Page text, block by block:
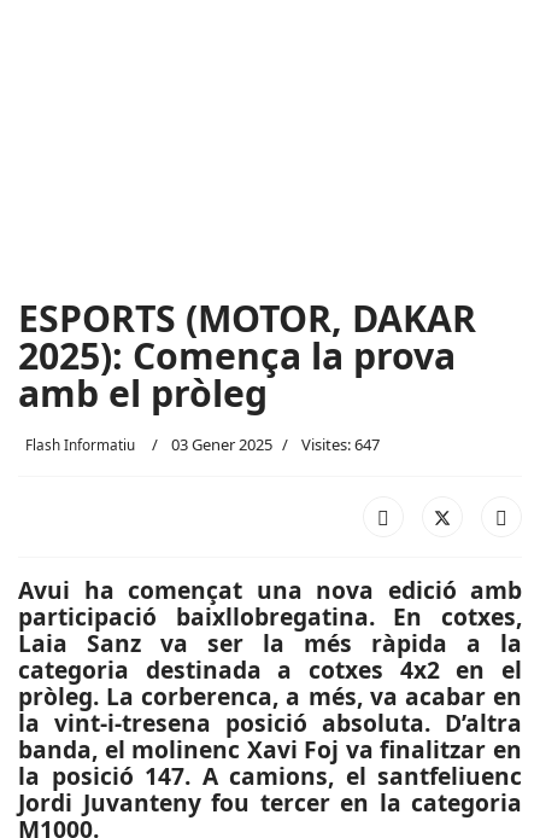
ESPORTS (MOTOR, DAKAR
2025): Comença la prova
amb el pròleg
Flash Informatiu 03 Gener 2025 Visites: 647
Avui ha començat una nova edició amb
participació baixllobregatina. En cotxes,
Laia Sanz va ser la més ràpida a la
categoria destinada a cotxes 4x2 en el
pròleg. La corberenca, a més, va acabar en
la vint-i-tresena posició absoluta. D’altra
banda, el molinenc Xavi Foj va finalitzar en
la posició 147. A camions, el santfeliuenc
Jordi Juvanteny fou tercer en la categoria
M1000.